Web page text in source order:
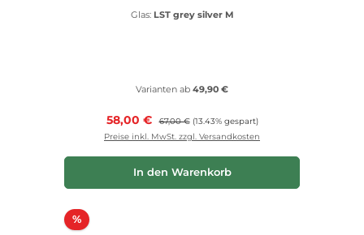
Glas: LST grey silver M
Varianten ab 49,90 €
Verkaufspreis:
58,00 € Regulärer Preis:
67,00 € (13.43% gespart)
Preise inkl. MwSt. zzgl. Versandkosten
In den Warenkorb
%Rabatt